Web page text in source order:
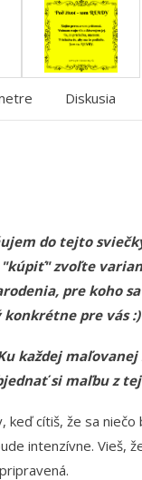
Diskusia
do tejto
zvoľte
pre koho
konkrétne pre vás :)
každej
si maľbu z
keď cítiš, že sa niečo
intenzívne. Vieš,